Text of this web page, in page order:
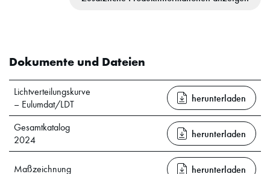
Dokumente und Dateien
Lichtverteilungskurve
– Eulumdat/LDT
herunterladen
Maßzeichnung herunterladen
Gesamtkatalog
2024
herunterladen